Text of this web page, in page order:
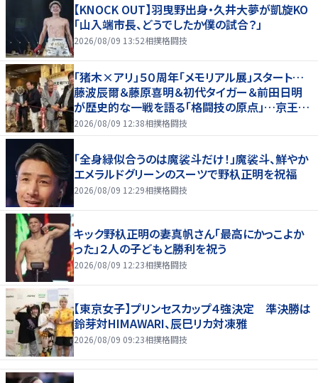
【KNOCK OUT】羽曳野出身・久井大夢が凱旋KO
「山入端市長、どうでしたか僕の試合？」
2026/08/09 13:52相撲格闘技
「猪木×アリ」５０周年「メモリアル展」スタート…
藤波辰爾＆藤原喜明＆初代タイガー＆前田日明
が歴史的な一戦を語る「格闘技の原点」…京王プ
ラザホテルで３１日まで
2026/08/09 12:38相撲格闘技
「全身緑似合うのは魔裟斗だけ！」魔裟斗、鮮やか
エメラルドグリーンのスーツで野杁正明を祝福
2026/08/09 12:29相撲格闘技
キック野杁正明の妻真帆さん「最高にかっこよか
った」２人の子どもと勝利を祝う
2026/08/09 12:23相撲格闘技
【東京女子】プリンセスカップ４強決定 準決勝は
鈴芽対HIMAWARI、辰巳リカ対凍雅
2026/08/09 09:23相撲格闘技